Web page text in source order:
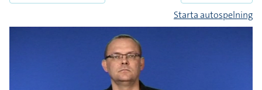
Starta autospelning